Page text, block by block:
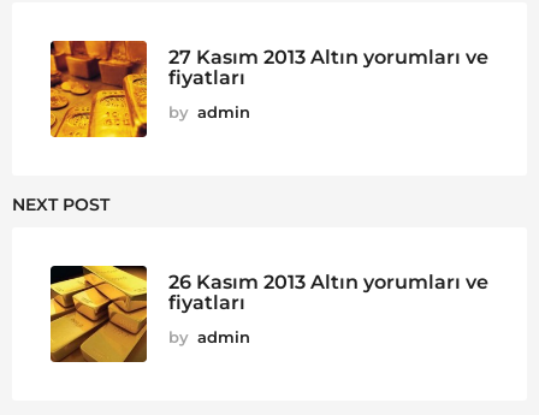
27 Kasım 2013 Altın yorumları ve
fiyatları
by admin
NEXT POST
26 Kasım 2013 Altın yorumları ve
fiyatları
by admin